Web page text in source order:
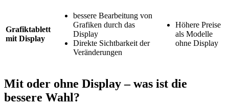
Grafiktablett
mit Display
bessere Bearbeitung von
Grafiken durch das
Display
Direkte Sichtbarkeit der
Veränderungen
Höhere Preise
als Modelle
ohne Display
Mit oder ohne Display – was ist die
bessere Wahl?